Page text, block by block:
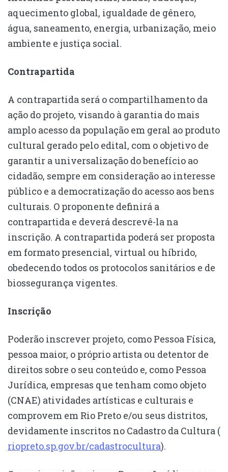
aquecimento global, igualdade de gênero,
água, saneamento, energia, urbanização, meio
ambiente e justiça social.
Contrapartida
A contrapartida será o compartilhamento da
ação do projeto, visando à garantia do mais
amplo acesso da população em geral ao produto
cultural gerado pelo edital, com o objetivo de
garantir a universalização do benefício ao
cidadão, sempre em consideração ao interesse
público e a democratização do acesso aos bens
culturais. O proponente definirá a
contrapartida e deverá descrevê-la na
inscrição. A contrapartida poderá ser proposta
em formato presencial, virtual ou híbrido,
obedecendo todos os protocolos sanitários e de
biossegurança vigentes.
Inscrição
Poderão inscrever projeto, como Pessoa Física,
pessoa maior, o próprio artista ou detentor de
direitos sobre o seu conteúdo e, como Pessoa
Jurídica, empresas que tenham como objeto
(CNAE) atividades artísticas e culturais e
comprovem em Rio Preto e/ou seus distritos,
devidamente inscritos no Cadastro da Cultura (
riopreto.sp.gov.br/cadastrocultura).